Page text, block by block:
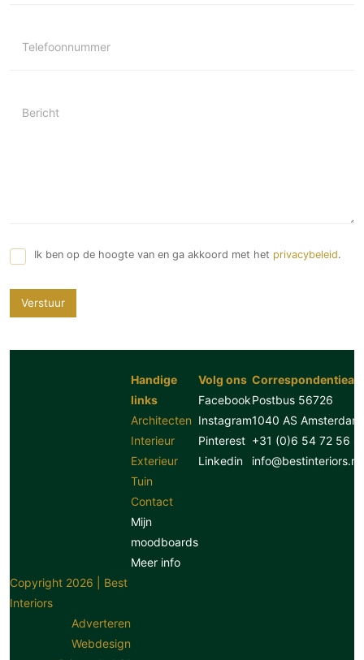
Telefoonnummer
Bericht
Ik ben op de hoogte van en ga akkoord met het privacybeleid.
Verstuur
Handige
links
Architecten
Interieur
Exterieur
Tuin
Contact
Mijn
moodboards
Meer info
Volg ons
Facebook
Instagram
Pinterest
Linkedin
Postbus 56726
1040 AS Amsterdam
+31 (0)6 54 72 56
info@bestinteriors.nl
Copyright 2026 | Best
Interiors
Adverteren
Webdesign